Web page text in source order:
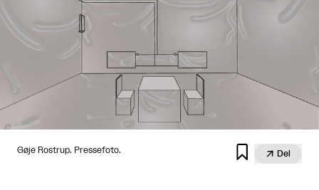
Gøje Rostrup. Pressefoto.   Del